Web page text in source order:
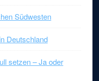
Südwesten
Deutschland
setzen – Ja oder